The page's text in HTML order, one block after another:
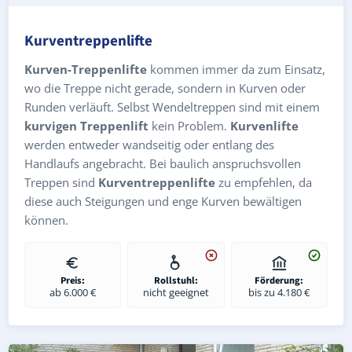
Kurventreppenlifte
Kurven-Treppenlifte kommen immer da zum Einsatz,
wo die Treppe nicht gerade, sondern in Kurven oder
Runden verläuft. Selbst Wendeltreppen sind mit einem
kurvigen Treppenlift kein Problem. Kurvenlifte
werden entweder wandseitig oder entlang des
Handlaufs angebracht. Bei baulich anspruchsvollen
Treppen sind Kurventreppenlifte zu empfehlen, da
diese auch Steigungen und enge Kurven bewältigen
können.
Preis:
ab 6.000 €
Rollstuhl:
nicht geeignet
Förderung:
bis zu 4.180 €